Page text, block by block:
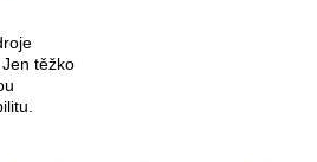
těžko